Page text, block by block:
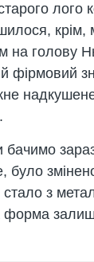
лого
крім,
на голову
фірмовий
бачимо
було
стало з
форма